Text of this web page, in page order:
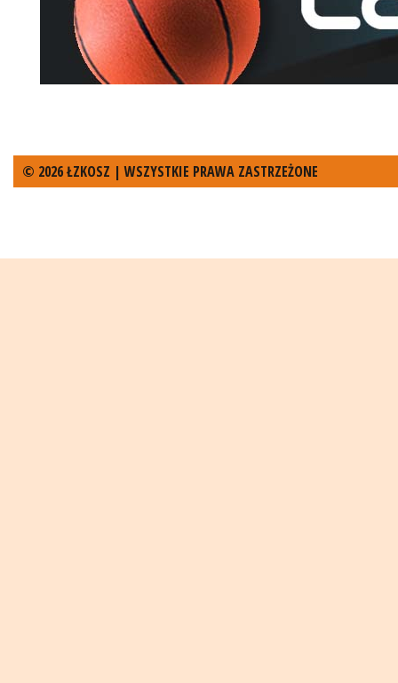
© 2026 ŁZKOSZ | WSZYSTKIE PRAWA ZASTRZEŻONE